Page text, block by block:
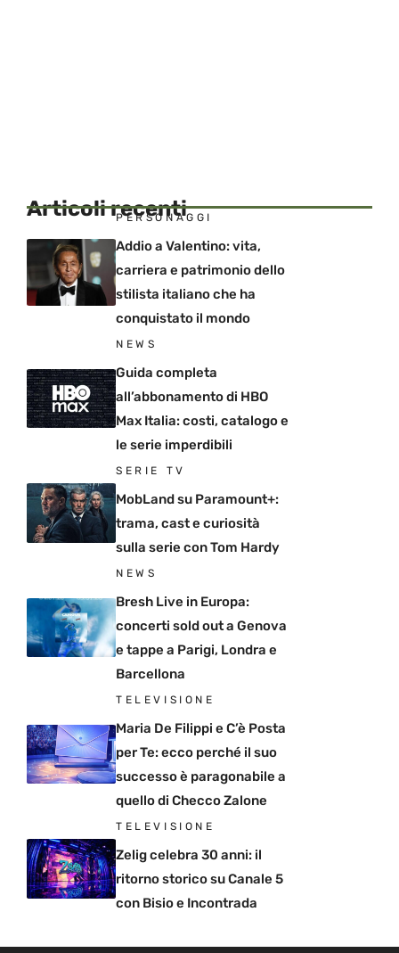
Articoli recenti
PERSONAGGI
Addio a Valentino: vita,
carriera e patrimonio dello
stilista italiano che ha
conquistato il mondo
NEWS
Guida completa
all’abbonamento di HBO
Max Italia: costi, catalogo e
le serie imperdibili
SERIE TV
MobLand su Paramount+:
trama, cast e curiosità
sulla serie con Tom Hardy
NEWS
Bresh Live in Europa:
concerti sold out a Genova
e tappe a Parigi, Londra e
Barcellona
TELEVISIONE
Maria De Filippi e C’è Posta
per Te: ecco perché il suo
successo è paragonabile a
quello di Checco Zalone
TELEVISIONE
Zelig celebra 30 anni: il
ritorno storico su Canale 5
con Bisio e Incontrada